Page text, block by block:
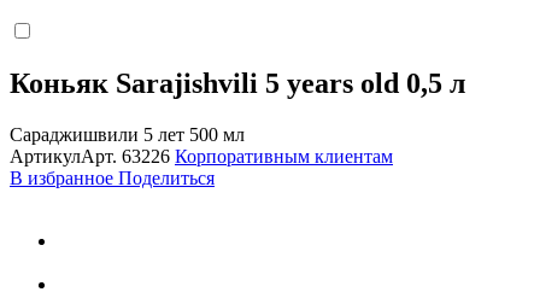
Коньяк Sarajishvili 5 years old 0,5 л
Сараджишвили 5 лет 500 мл
АртикулАрт. 63226 Корпоративным клиентам
В избранное Поделиться